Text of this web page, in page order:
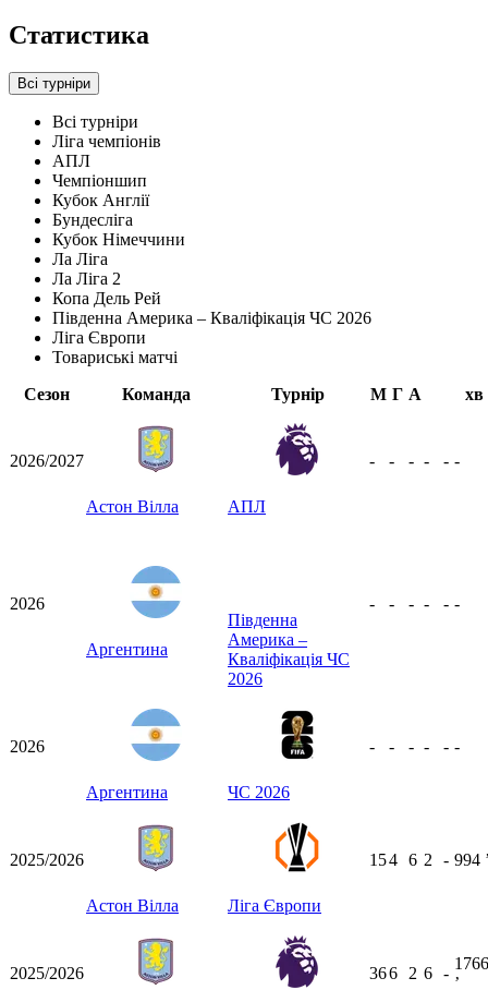
Статистика
Всі турніри
Всі турніри
Ліга чемпіонів
АПЛ
Чемпіоншип
Кубок Англії
Бундесліга
Кубок Німеччини
Ла Ліга
Ла Ліга 2
Копа Дель Рей
Південна Америка – Кваліфікація ЧС 2026
Ліга Європи
Товариські матчі
Сезон
Команда Турнір М Г А хв
2026/2027
Астон Вілла АПЛ
- - - - - -
2026
Аргентина
Південна
Америка –
Кваліфікація ЧС
2026
- - - - - -
2026
Аргентина ЧС 2026
- - - - - -
2025/2026
Астон Вілла Ліга Європи
154 6 2 - 994
2025/2026 366 2 6 -
1766
ʼ